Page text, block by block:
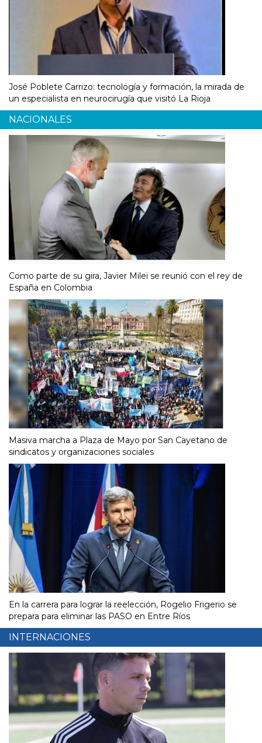
José Poblete Carrizo: tecnología y formación, la mirada de
un especialista en neurocirugía que visitó La Rioja
NACIONALES
Como parte de su gira, Javier Milei se reunió con el rey de
España en Colombia
Masiva marcha a Plaza de Mayo por San Cayetano de
sindicatos y organizaciones sociales
En la carrera para lograr la reelección, Rogelio Frigerio se
prepara para eliminar las PASO en Entre Ríos
INTERNACIONES